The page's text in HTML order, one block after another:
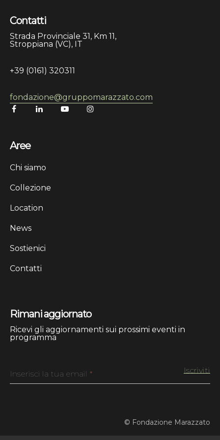
Contatti
Strada Provinciale 31, Km 11,
Stroppiana (VC), IT
+39 (0161) 320311
fondazione@gruppomarazzato.com
Aree
Chi siamo
Collezione
Location
News
Sostienici
Contatti
Rimani aggiornato
Ricevi gli aggiornamenti sui prossimi eventi in
programma
Inserisci la tua email *
© Fondazione Marazzato